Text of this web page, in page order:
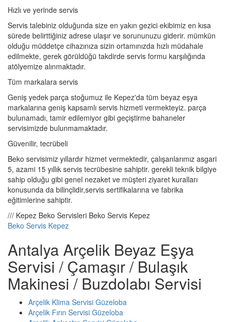
Hızlı ve yerinde servis
Servis talebiniz olduğunda size en yakın gezici ekibimiz en kısa
sürede belirttiğiniz adrese ulaşır ve sorununuzu giderir. mümkün
olduğu müddetçe cihazınıza sizin ortamınızda hızlı müdahale
edilmekte, gerek görüldüğü takdirde servis formu karşılığında
atölyemize alınmaktadır.
Tüm markalara servis
Geniş yedek parça stoğumuz ile Kepez'da tüm beyaz eşya
markalarına geniş kapsamlı servis hizmeti vermekteyiz. parça
bulunamadı, tamir edilemiyor gibi geçiştirme bahaneler
servisimizde bulunmamaktadır.
Güvenilir, tecrübeli
Beko servisimiz yıllardır hizmet vermektedir, çalışanlarımız asgari
5, azami 15 yıllık servis tecrübesine sahiptir. gerekli teknik bilgiye
sahip olduğu gibi genel nezaket ve müşteri ziyaret kuralları
konusunda da bilinçlidir,servis sertifikalarına ve fabrika
eğitimlerine sahiptir.
/// Kepez Beko Servisleri Beko Servis Kepez
Beko Servis Kepez
Antalya Arçelik Beyaz Eşya
Servisi / Çamaşır / Bulaşık
Makinesi / Buzdolabı Servisi
Arçelik Klima Servisi Güzeloba
Arçelik Fırın Servisi Güzeloba